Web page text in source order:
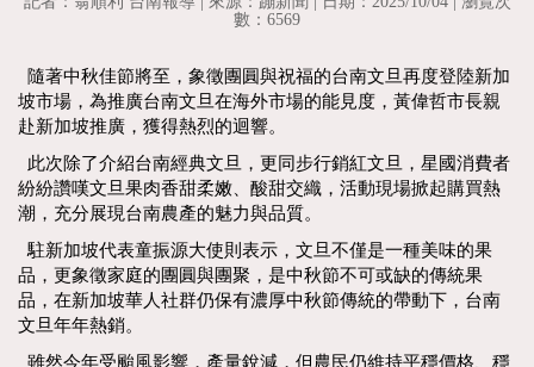
數：6569
隨著中秋佳節將至，象徵團圓與祝福的台南文旦再度登陸新加
坡市場，為推廣台南文旦在海外市場的能見度，黃偉哲市長親
赴新加坡推廣，獲得熱烈的迴響。
此次除了介紹台南經典文旦，更同步行銷紅文旦，星國消費者
紛紛讚嘆文旦果肉香甜柔嫩、酸甜交織，活動現場掀起購買熱
潮，充分展現台南農產的魅力與品質。
駐新加坡代表童振源大使則表示，文旦不僅是一種美味的果
品，更象徵家庭的團圓與團聚，是中秋節不可或缺的傳統果
品，在新加坡華人社群仍保有濃厚中秋節傳統的帶動下，台南
文旦年年熱銷。
雖然今年受颱風影響，產量銳減，但農民仍維持平穩價格、穩